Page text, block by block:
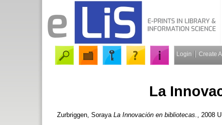
Login Create
La
Zurbriggen, Soraya La Innovación en bibliotecas. , 2008